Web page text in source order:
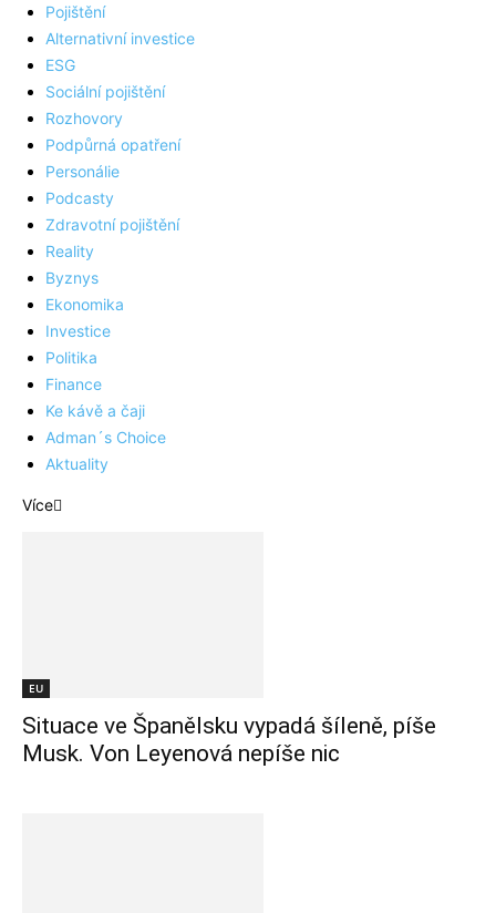
Pojištění
Alternativní investice
ESG
Sociální pojištění
Rozhovory
Podpůrná opatření
Personálie
Podcasty
Zdravotní pojištění
Reality
Byznys
Ekonomika
Investice
Politika
Finance
Ke kávě a čaji
Adman´s Choice
Aktuality
Více
EU
Situace ve Španělsku vypadá šíleně, píše
Musk. Von Leyenová nepíše nic